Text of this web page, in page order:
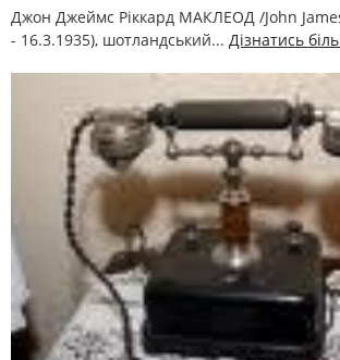
Джон Джеймс Ріккард МАКЛЕОД /John
- 16.3.1935), шотландський... Дізнатись